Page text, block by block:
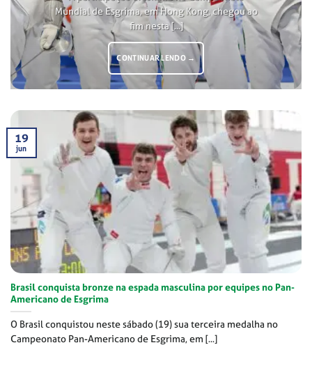
Mundial de Esgrima, em Hong Kong, chegou ao
fim nesta [...]
CONTINUAR LENDO →
Brasil conquista bronze na espada masculina por equipes no Pan-
Americano de Esgrima
O Brasil conquistou neste sábado (19) sua terceira medalha no
Campeonato Pan-Americano de Esgrima, em [...]
19
jun